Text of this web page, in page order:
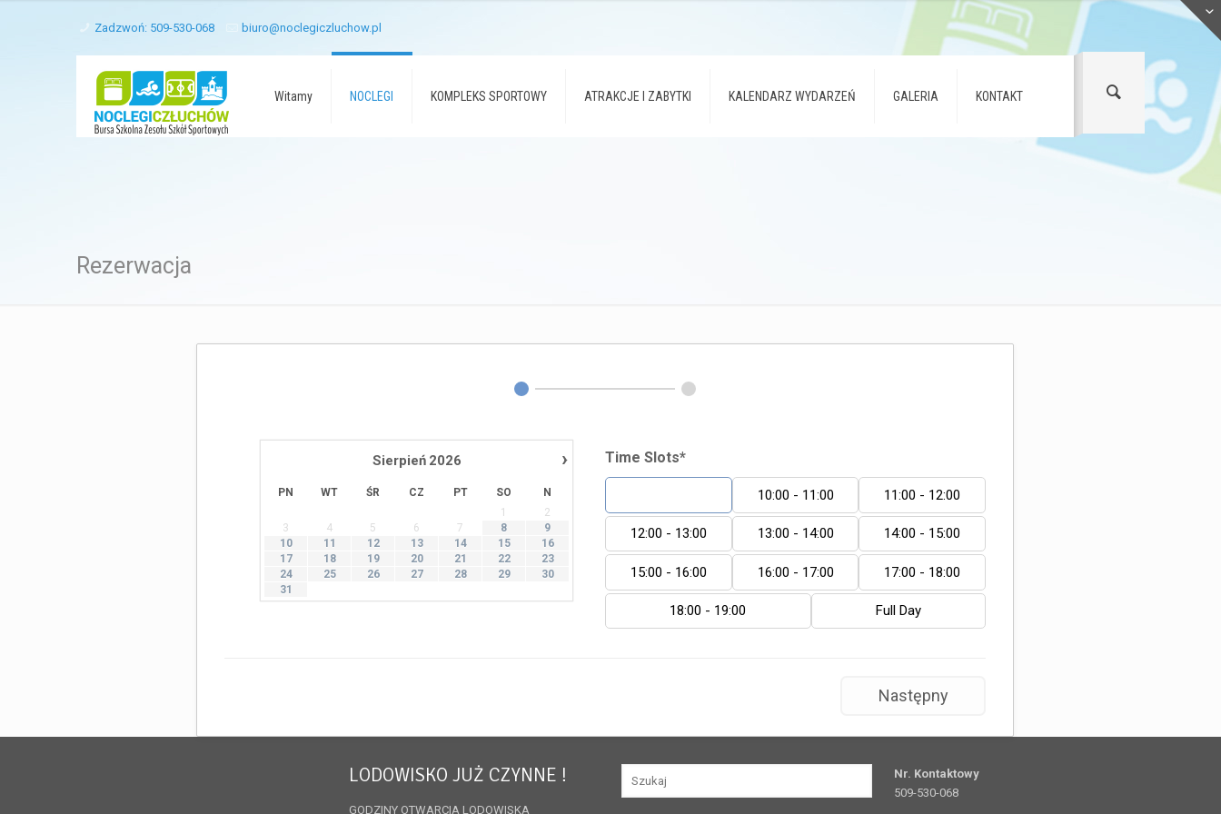
Zadzwoń: 509-530-068 biuro@noclegiczluchow.pl
Witamy NOCLEGI KOMPLEKS SPORTOWY ATRAKCJE I ZABYTKI KALENDARZ WYDARZEŃ GALERIA KONTAKT
Rezerwacja
›
Sierpień 2026
PN WT ŚR CZ PT SO
N
1
2
3
4 5 6 7 8
9
10
11 12 13 14 15
16
17
18 19 20 21 22
23
24
25 26 27 28 29
30
31
Time Slots*
10:00 - 11:00 11:00 - 12:00
12:00 - 13:00 13:00 - 14:00 14:00 - 15:00
15:00 - 16:00 16:00 - 17:00 17:00 - 18:00
18:00 - 19:00 Full Day
Następny
LODOWISKO JUŻ CZYNNE !
GODZINY OTWARCIA LODOWISKA
Nr. Kontaktowy
509-530-068